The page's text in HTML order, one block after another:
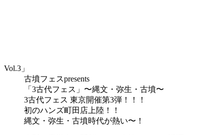
Vol.3」
古墳フェスpresents
「3古代フェス」〜縄文・弥生・古墳〜
3古代フェス 東京開催第3弾！！！
初のハンズ町田店上陸！！
縄文・弥生・古墳時代が熱い〜！